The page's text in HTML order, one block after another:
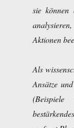
sie können
Aktionen
Als
Ansätze